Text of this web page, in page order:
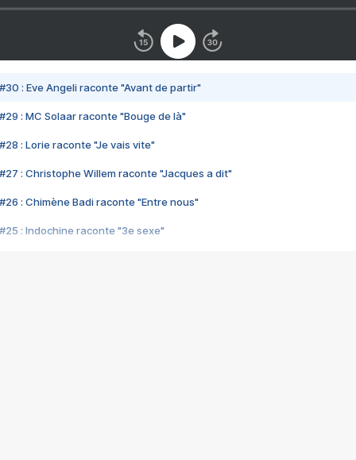
#30 : Eve Angeli raconte "Avant de partir"
#29 : MC Solaar raconte "Bouge de là"
#28 : Lorie raconte "Je vais vite"
#27 : Christophe Willem raconte "Jacques a dit"
#26 : Chimène Badi raconte "Entre nous"
#25 : Indochine raconte "3e sexe"